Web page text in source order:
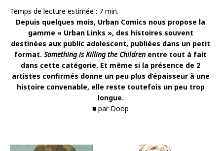
Temps de lecture estimée : 7 min.
Depuis quelques mois, Urban Comics nous propose la
gamme « Urban Links », des histoires souvent
destinées aux public adolescent, publiées dans un petit
format. Something is Killing the Children entre tout à fait
dans cette catégorie. Et même si la présence de 2
artistes confirmés donne un peu plus d’épaisseur à une
histoire convenable, elle reste toutefois un peu trop
longue.
■ par Doop